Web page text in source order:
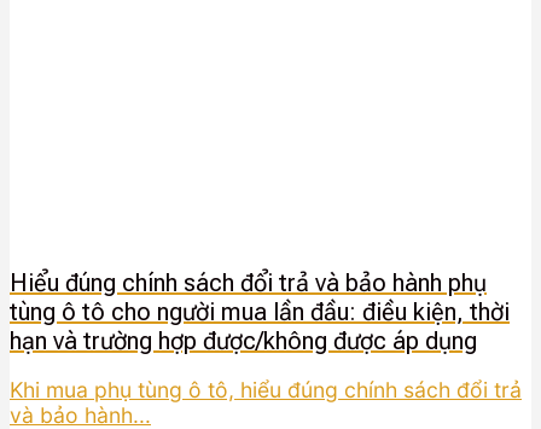
Hiểu đúng chính sách đổi trả và bảo hành phụ
tùng ô tô cho người mua lần đầu: điều kiện, thời
hạn và trường hợp được/không được áp dụng
Khi mua phụ tùng ô tô, hiểu đúng chính sách đổi trả
và bảo hành...